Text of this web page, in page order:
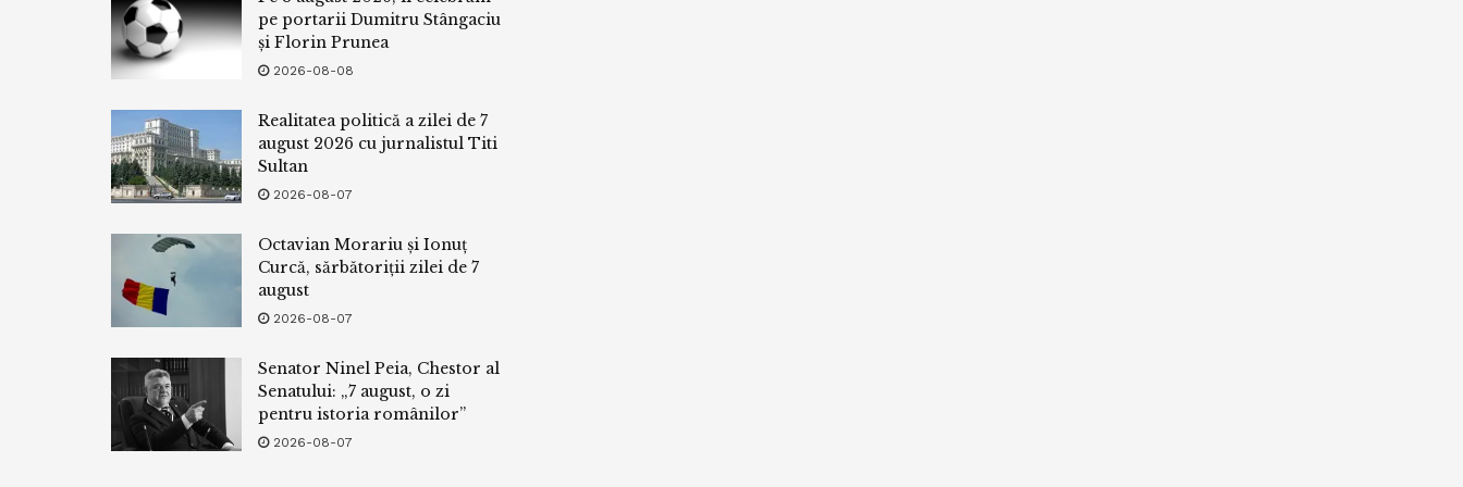
pe portarii Dumitru Stângaciu
și Florin Prunea
2026-08-08
Realitatea politică a zilei de 7
august 2026 cu jurnalistul Titi
Sultan
2026-08-07
Octavian Morariu și Ionuț
Curcă, sărbătoriții zilei de 7
august
2026-08-07
Senator Ninel Peia, Chestor al
Senatului: „7 august, o zi
pentru istoria românilor”
2026-08-07